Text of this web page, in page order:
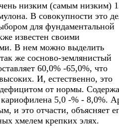
низким (самым низким)
В совокупности это
для фундаментальной
известен своими
В нем можно выделить
же сосново-землянистый
60,0% -65,0%, что
И, естественно, это
дефицитом от нормы.
5,0 -% - 8,0%.
и это отчасти, объясняет
хмелем крепких элях.